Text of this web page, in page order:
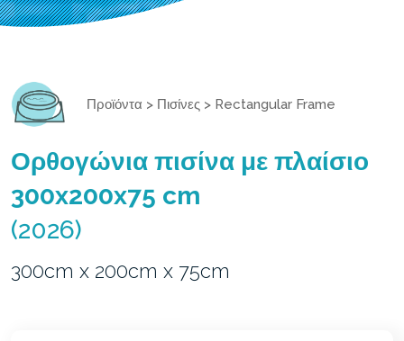
Προϊόντα > Πισίνες > Rectangular Frame
Ορθογώνια πισίνα με πλαίσιο
300x200x75 cm
(2026)
300cm x 200cm x 75cm